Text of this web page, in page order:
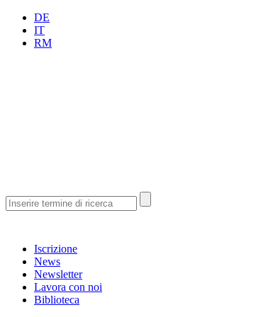
DE
IT
RM
Iscrizione
News
Newsletter
Lavora con noi
Biblioteca